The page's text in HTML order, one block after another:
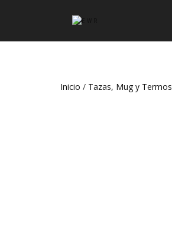
Inicio / Tazas, Mug y Termos